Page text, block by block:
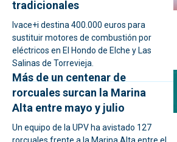
tradicionales
Ivace+i destina 400.000 euros para
sustituir motores de combustión por
eléctricos en El Hondo de Elche y Las
Salinas de Torrevieja.
Más de un centenar de
rorcuales surcan la Marina
Alta entre mayo y julio
Un equipo de la UPV ha avistado 127
rorcuales frente a la Marina Alta entre el